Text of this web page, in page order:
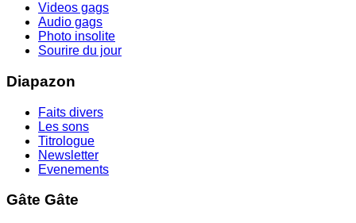
Videos gags
Audio gags
Photo insolite
Sourire du jour
Diapazon
Faits divers
Les sons
Titrologue
Newsletter
Evenements
Gâte Gâte